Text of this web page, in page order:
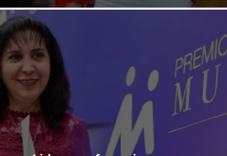
Imagen
principal